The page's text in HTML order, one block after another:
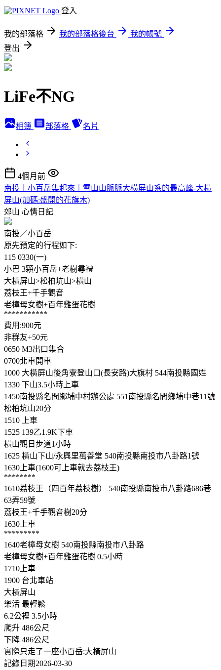
登入
我的部落格 我的部落格後台
我的帳號
登出
LiFe不NG
相簿 部落格 名片
4個月前
南投｜小百岳集起來｜雪山山脈脈大橫屏山系的最高峰-大橫
屏山(加碼:盛開的花旗木)
郊山 心情日記
南投／小百岳
原先預定的行程如下:
115 0330(一)
小巴 3顆小百岳+老樹尋禮
大橫屏山>松柏坑山>橫山
荔枝王+千手觀音
老樟母女樹+百年雞蛋花樹
***********
費用:900元
非群友+50元
0650 M3出口集合
0700北車開車
1000 大橫屏山後角寮登山口(長安路)大旗村 544南投縣國姓
1330 下山3.5小時上車
1450南投縣名間鄉埔中村辦公處 551南投縣名間鄉埔中巷11號
松柏坑山20分
1510 上車
1525 139乙1.9K下車
橫山觀日步道1小時
1625 橫山下山/永興里萬善堂 540南投縣南投市八卦路1號
1630上車(1600可上車就去荔枝王)
********
1610荔枝王（四百年荔枝樹） 540南投縣南投市八卦路686巷
63弄59號
荔枝王+千手觀音樹20分
1630上車
*********
1640老樟母女樹 540南投縣南投市八卦路
老樟母女樹+百年雞蛋花樹 0.5小時
1710上車
1900 台北車站
大橫屏山
樂活 最輕鬆
6.2公裡 3.5小時
爬升 486公尺
下降 486公尺
實際只走了一座小百岳:大橫屏山
記錄日期2026-03-30